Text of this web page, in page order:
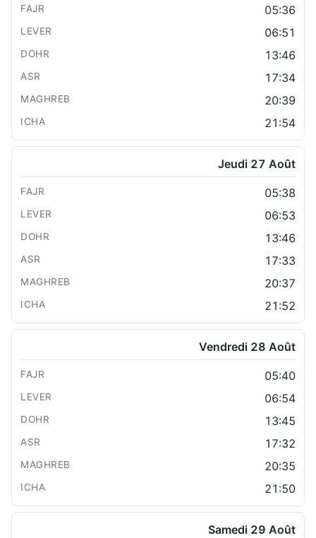
05:36
06:51
13:46
17:34
20:39
21:54
Jeudi 27 Août
05:38
06:53
13:46
17:33
20:37
21:52
Vendredi 28 Août
05:40
06:54
13:45
17:32
20:35
21:50
Samedi 29 Août